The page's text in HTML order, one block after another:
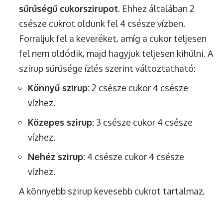
sűrűségű cukorszirupot. Ehhez általában 2
csésze cukrot oldunk fel 4 csésze vízben.
Forraljuk fel a keveréket, amíg a cukor teljesen
fel nem oldódik, majd hagyjuk teljesen kihűlni. A
szirup sűrűsége ízlés szerint változtatható:
Könnyű szirup:2 csésze cukor 4 csésze
vízhez.
Közepes szirup: 3 csésze cukor 4 csésze
vízhez.
Nehéz szirup: 4 csésze cukor 4 csésze
vízhez.
A könnyebb szirup kevesebb cukrot tartalmaz,